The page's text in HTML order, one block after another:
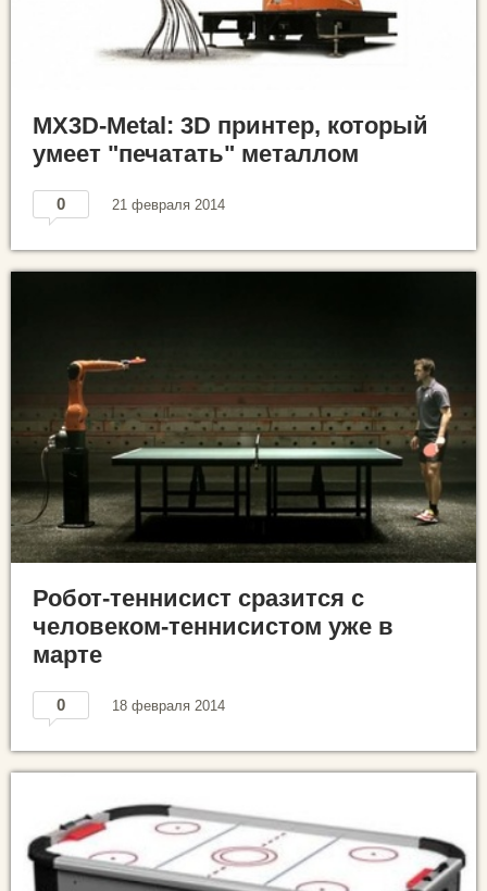
MX3D-Metal: 3D принтер, который
умеет "печатать" металлом
0 21 февраля 2014
Робот-теннисист сразится с
человеком-теннисистом уже в
марте
0 18 февраля 2014